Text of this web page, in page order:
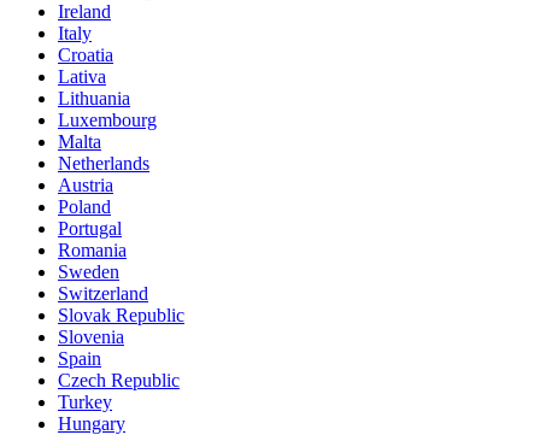
Ireland
Italy
Croatia
Lativa
Lithuania
Luxembourg
Malta
Netherlands
Austria
Poland
Portugal
Romania
Sweden
Switzerland
Slovak Republic
Slovenia
Spain
Czech Republic
Turkey
Hungary